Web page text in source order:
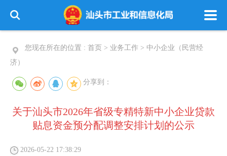
您现在所在的位置 : 首页 > 业务工作 > 中小企业（民营经
济）
分享到：
关于汕头市2026年省级专精特新中小企业贷款
贴息资金预分配调整安排计划的公示
2026-05-22 17:38:29